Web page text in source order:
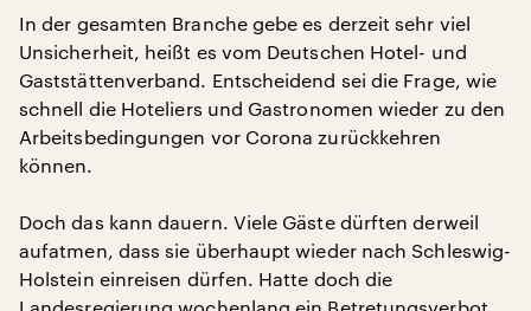
In der gesamten Branche gebe es derzeit sehr viel
Unsicherheit, heißt es vom Deutschen Hotel- und
Gaststättenverband. Entscheidend sei die Frage, wie
schnell die Hoteliers und Gastronomen wieder zu den
Arbeitsbedingungen vor Corona zurückkehren
können.
Doch das kann dauern. Viele Gäste dürften derweil
aufatmen, dass sie überhaupt wieder nach Schleswig-
Holstein einreisen dürfen. Hatte doch die